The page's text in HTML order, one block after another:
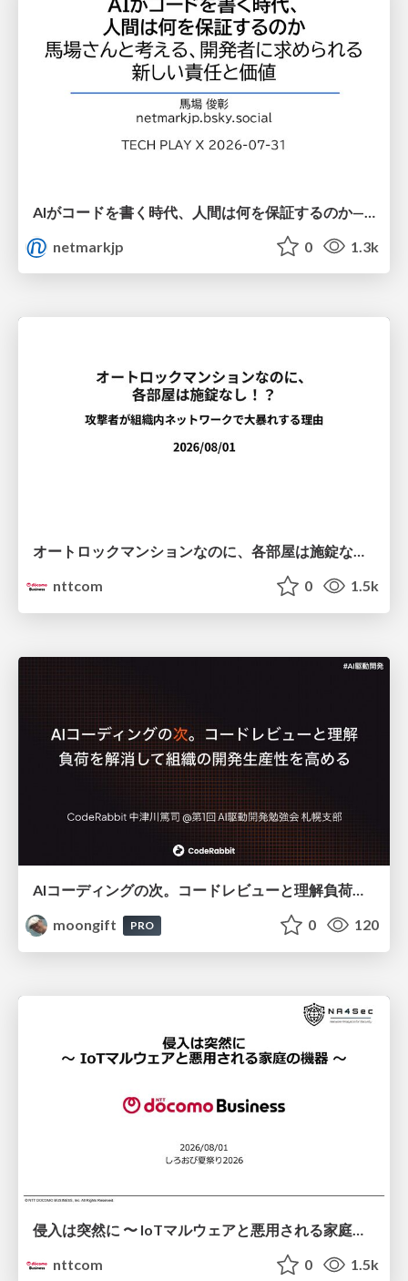
netmarkjp
0 1.3k
オートロックマンションなのに、各部屋は施錠なし！？ 攻撃者が組織内ネットワークで大暴れする理由 / The Front Door Is Locked, but the Rooms Are Wide Open: Why Attackers Move Freely Inside Enterprise Networks
nttcom
0 1.5k
AIコーディングの次。コードレビューと理解負荷を解消して組織の開発生産性を高める
moongift
PRO 0 120
nttcom
0 1.5k